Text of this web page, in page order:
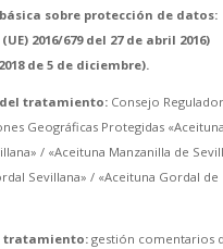
sobre protección de datos:
2016/679 del 27 de abril 2016)
de 5 de diciembre).
del tratamiento:Consejo Regulador
Geográficas Protegidas «Aceituna
/ «Aceituna Manzanilla de
Sevillana» / «Aceituna Gordal de
tratamiento:gestión comentarios